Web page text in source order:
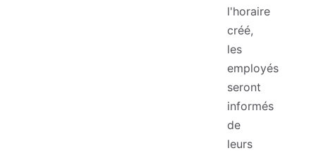
l'horaire
créé,
les
employés
seront
informés
de
leurs